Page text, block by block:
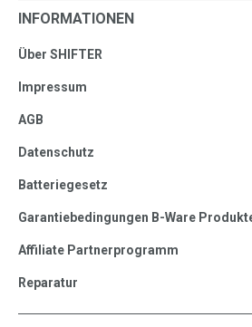
INFORMATIONEN
Über SHIFTER
Impressum
AGB
Datenschutz
Batteriegesetz
Garantiebedingungen B-Ware
Affiliate Partnerprogramm
Reparatur